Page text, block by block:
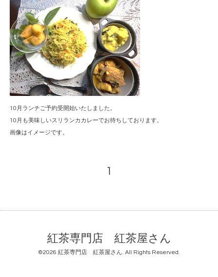
10月ランチご予約受開始いたしました。
10月も美味しいスリランカカレーでお待ちしております。
画像はイメージです。
1
紅茶専門店 紅茶屋さん
©2026 紅茶専門店 紅茶屋さん. All Rights Reserved.